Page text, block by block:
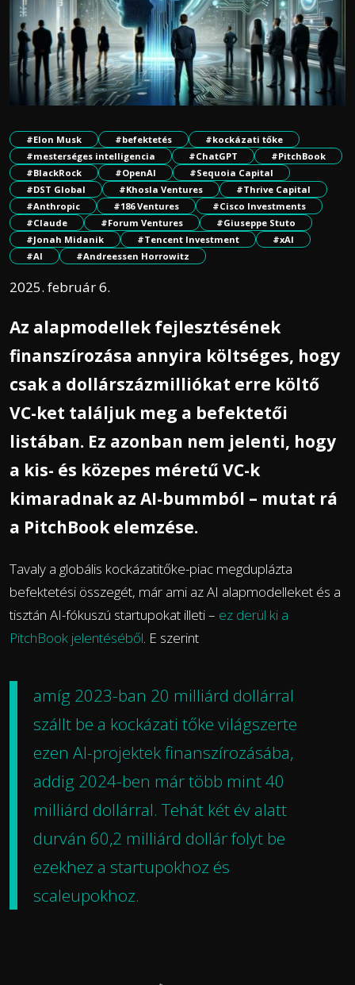
#Elon Musk #befektetés
#kockázati tőke
#mesterséges intelligencia
#ChatGPT
#PitchBook
#BlackRock
#OpenAI
#Sequoia Capital
#DST Global
#Khosla Ventures
#Thrive Capital
#Anthropic
#186 Ventures
#Cisco Investments
#Claude
#Forum Ventures
#Giuseppe Stuto
#Jonah Midanik
#Tencent Investment
#xAI
#AI
#Andreessen Horrowitz
2025. február 6.
Az alapmodellek fejlesztésének
finanszírozása annyira költséges, hogy
csak a dollárszázmilliókat erre költő
VC-ket találjuk meg a befektetői
listában. Ez azonban nem jelenti, hogy
a kis- és közepes méretű VC-k
kimaradnak az AI-bummból – mutat rá
a PitchBook elemzése.
Tavaly a globális kockázatitőke-piac megduplázta
befektetési összegét, már ami az AI alapmodelleket és a
tisztán AI-fókuszú startupokat illeti – ez derül ki a
PitchBook jelentéséből. E szerint
amíg 2023-ban 20 milliárd dollárral
szállt be a kockázati tőke világszerte
ezen AI-projektek finanszírozásába,
addig 2024-ben már több mint 40
milliárd dollárral. Tehát két év alatt
durván 60,2 milliárd dollár folyt be
ezekhez a startupokhoz és
scaleupokhoz.